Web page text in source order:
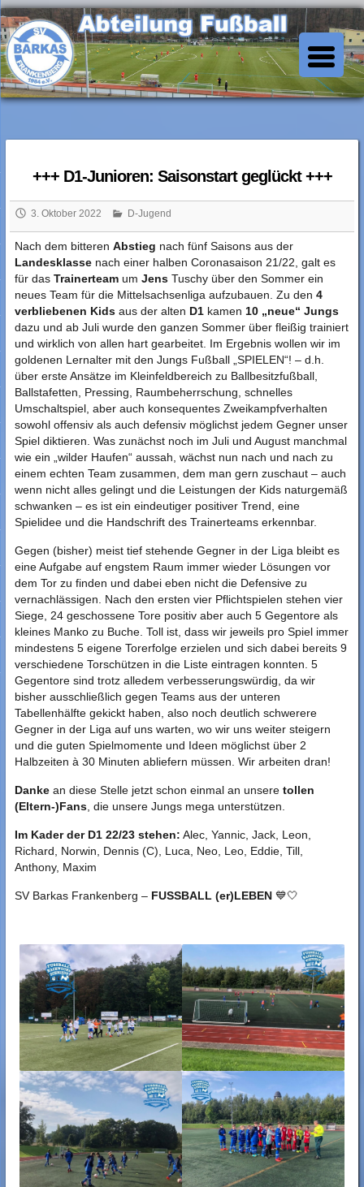
Skip
to
content
SV Barkas Abt. Fussball
+++ D1-Junioren: Saisonstart geglückt +++
3. Oktober 2022 D-Jugend
Nach dem bitteren Abstieg nach fünf Saisons aus der
Landesklassenach einer halben Coronasaison 21/22, galt es
für das Trainerteamum JensTuschy über den Sommer ein
neues Team für die Mittelsachsenliga aufzubauen. Zu den 4
verbliebenen Kidsaus der alten D1kamen 10 „neue“ Jungs
dazu und ab Juli wurde den ganzen Sommer über fleißig trainiert
und wirklich von allen hart gearbeitet. Im Ergebnis wollen wir im
goldenen Lernalter mit den Jungs Fußball „SPIELEN“! – d.h.
über erste Ansätze im Kleinfeldbereich zu Ballbesitzfußball,
Ballstafetten, Pressing, Raumbeherrschung, schnelles
Umschaltspiel, aber auch konsequentes Zweikampfverhalten
sowohl offensiv als auch defensiv möglichst jedem Gegner unser
Spiel diktieren. Was zunächst noch im Juli und August manchmal
wie ein „wilder Haufen“ aussah, wächst nun nach und nach zu
einem echten Team zusammen, dem man gern zuschaut – auch
wenn nicht alles gelingt und die Leistungen der Kids naturgemäß
schwanken – es ist ein eindeutiger positiver Trend, eine
Spielidee und die Handschrift des Trainerteams erkennbar.
Gegen (bisher) meist tief stehende Gegner in der Liga bleibt es
eine Aufgabe auf engstem Raum immer wieder Lösungen vor
dem Tor zu finden und dabei eben nicht die Defensive zu
vernachlässigen. Nach den ersten vier Pflichtspielen stehen vier
Siege, 24 geschossene Tore positiv aber auch 5 Gegentore als
kleines Manko zu Buche. Toll ist, dass wir jeweils pro Spiel immer
mindestens 5 eigene Torerfolge erzielen und sich dabei bereits 9
verschiedene Torschützen in die Liste eintragen konnten. 5
Gegentore sind trotz alledem verbesserungswürdig, da wir
bisher ausschließlich gegen Teams aus der unteren
Tabellenhälfte gekickt haben, also noch deutlich schwerere
Gegner in der Liga auf uns warten, wo wir uns weiter steigern
und die guten Spielmomente und Ideen möglichst über 2
Halbzeiten à 30 Minuten abliefern müssen. Wir arbeiten dran!
Dankean diese Stelle jetzt schon einmal an unsere tollen
(Eltern-)Fans, die unsere Jungs mega unterstützen.
Im Kader der D1 22/23 stehen: Alec, Yannic, Jack, Leon,
Richard, Norwin, Dennis (C), Luca, Neo, Leo, Eddie, Till,
Anthony, Maxim
SV Barkas Frankenberg – FUSSBALL (er)LEBEN💙🤍